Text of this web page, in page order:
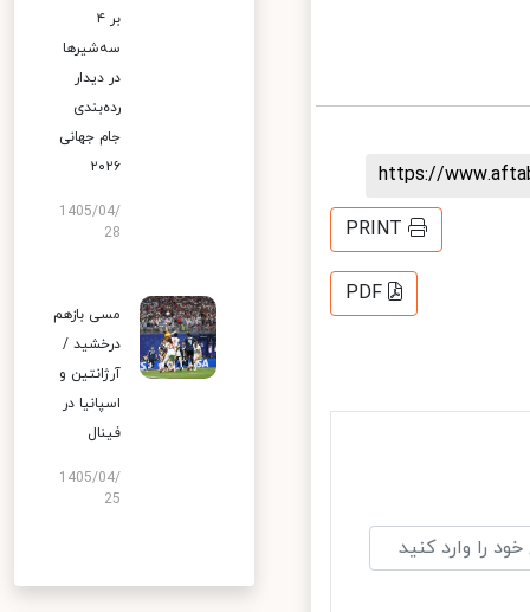
https://
PRINT
PDF
بر ۴
سه‌شیرها
در دیدار
رده‌بندی
جام جهانی
۲۰۲۶
1405/04/
28
مسی بازهم
درخشید /
آرژانتین و
اسپانیا در
فینال
1405/04/
25